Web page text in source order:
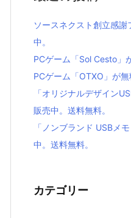
ソースネクスト創立感
中。
PCゲーム「Sol Cesto」
PCゲーム「OTXO」が無
「オリジナルデザイン
販売中。送料無料。
「ノンブランド USBメ
中。送料無料。
カテゴリー